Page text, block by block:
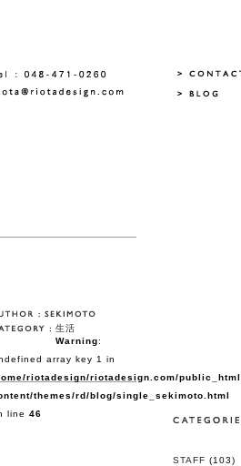
生活
Warning:
array key 1 in
riotadesign/riotadesign.com/
themes/rd/blog/single_sekimoto.html
line 46
STAFF (103)